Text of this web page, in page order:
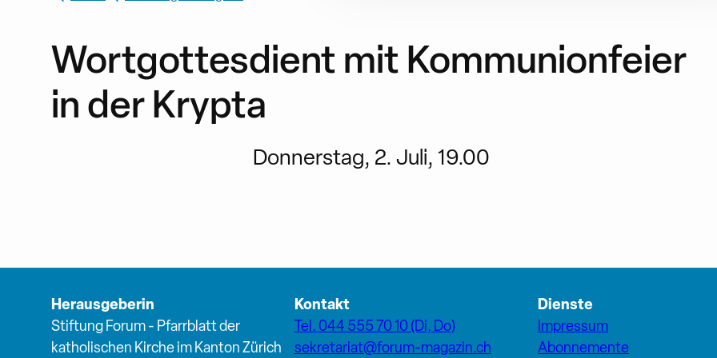
Wortgottesdient mit Kommunionfeier
in der Krypta
Donnerstag, 2. Juli, 19.00
Herausgeberin
Stiftung Forum - Pfarrblatt der
katholischen Kirche im Kanton Zürich
Kontakt
Tel. 044 555 70 10 (Di, Do)
sekretariat@forum-magazin.ch
Dienste
Impressum
Abonnemente